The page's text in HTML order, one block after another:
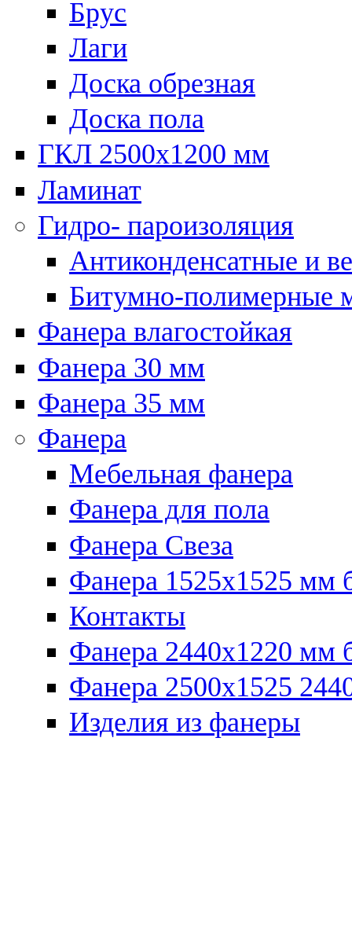
Брус
Лаги
Доска обрезная
Доска пола
ГКЛ 2500х1200 мм
Ламинат
Гидро- пароизоляция
Антиконденсатные и
Битумно-полимерные
Фанера влагостойкая
Фанера 30 мм
Фанера 35 мм
Фанера
Мебельная фанера
Фанера для пола
Фанера Свеза
Фанера 1525x1525 мм
Контакты
Фанера 2440x1220 мм
Фанера 2500x1525
Изделия из фанеры